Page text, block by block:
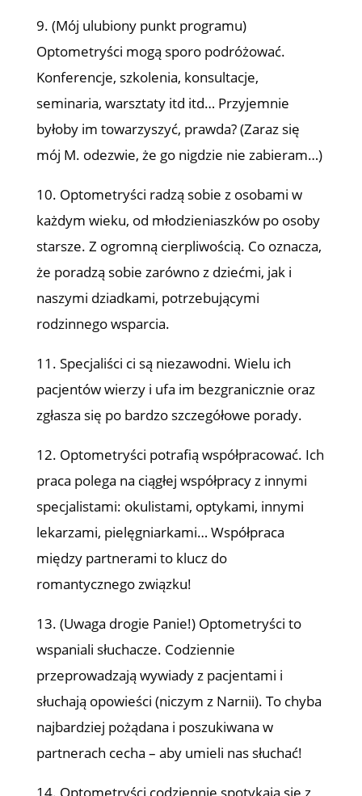
9. (Mój ulubiony punkt programu)
Optometryści mogą sporo podróżować.
Konferencje, szkolenia, konsultacje,
seminaria, warsztaty itd itd… Przyjemnie
byłoby im towarzyszyć, prawda? (Zaraz się
mój M. odezwie, że go nigdzie nie zabieram…)
10. Optometryści radzą sobie z osobami w
każdym wieku, od młodzieniaszków po osoby
starsze. Z ogromną cierpliwością. Co oznacza,
że poradzą sobie zarówno z dziećmi, jak i
naszymi dziadkami, potrzebującymi
rodzinnego wsparcia.
11. Specjaliści ci są niezawodni. Wielu ich
pacjentów wierzy i ufa im bezgranicznie oraz
zgłasza się po bardzo szczegółowe porady.
12. Optometryści potrafią współpracować. Ich
praca polega na ciągłej współpracy z innymi
specjalistami: okulistami, optykami, innymi
lekarzami, pielęgniarkami… Współpraca
między partnerami to klucz do
romantycznego związku!
13. (Uwaga drogie Panie!) Optometryści to
wspaniali słuchacze. Codziennie
przeprowadzają wywiady z pacjentami i
słuchają opowieści (niczym z Narnii). To chyba
najbardziej pożądana i poszukiwana w
partnerach cecha – aby umieli nas słuchać!